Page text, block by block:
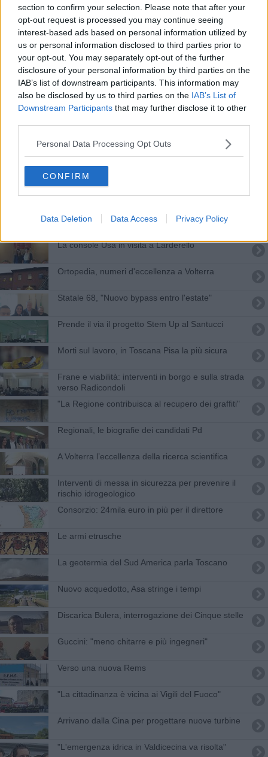
section to confirm your selection. Please note that after your
opt-out request is processed you may continue seeing
interest-based ads based on personal information utilized by
us or personal information disclosed to third parties prior to
your opt-out. You may separately opt-out of the further
disclosure of your personal information by third parties on the
IAB’s list of downstream participants. This information may
also be disclosed by us to third parties on the IAB’s List of
Downstream Participants that may further disclose it to other
Personal Data Processing Opt Outs
CONFIRM
Data Deletion Data Access Privacy Policy
Il drone salvavita si alza in volo
Esce studente e torna da ricercatore del
Sant'Anna
Protezione civile, pronto il centro operativo
Gli alunni alle prese con le sfide di Leonardo
L'ingegnere in classe per parlare di sicurezza
Biglietto unico e idrogeno per rilanciare il treno
Un treno per la Valdicecina
Il lavoro c'è ma i lavoratori non si trovano
La console Usa in visita a Larderello
Ortopedia, numeri d'eccellenza a Volterra
Statale 68, "Nuovo bypass entro l'estate"
Prende il via il progetto Stem Up al Santucci
Morti sul lavoro, in Toscana Pisa la più sicura
Frane e viabilità: interventi in borgo e sulla strada
verso Radicondoli
"La Regione contribuisca al recupero dei graffiti"
Regionali, le biografie dei candidati Pd
A Volterra l’eccellenza della ricerca scientifica
Interventi di messa in sicurezza per prevenire il
rischio idrogeologico
Consorzio: 24mila euro in più per il direttore
Le armi etrusche
La geotermia del Sud America parla Toscano
Nuovo acquedotto, Asa stringe i tempi
Discarica Bulera, interrogazione dei Cinque stelle
Guccini: "meno chitarre e più ingegneri"
Verso una nuova Rems
"La cittadinanza è vicina ai Vigili del Fuoco"
Arrivano dalla Cina per progettare nuove turbine
"L'emergenza idrica in Valdicecina va risolta"